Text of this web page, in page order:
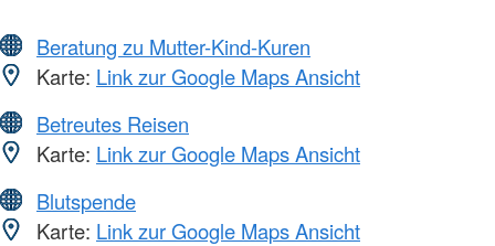
Beratung zu Mutter-Kind-Kuren
Karte: Link zur Google Maps Ansicht
Betreutes Reisen
Karte: Link zur Google Maps Ansicht
Blutspende
Karte: Link zur Google Maps Ansicht